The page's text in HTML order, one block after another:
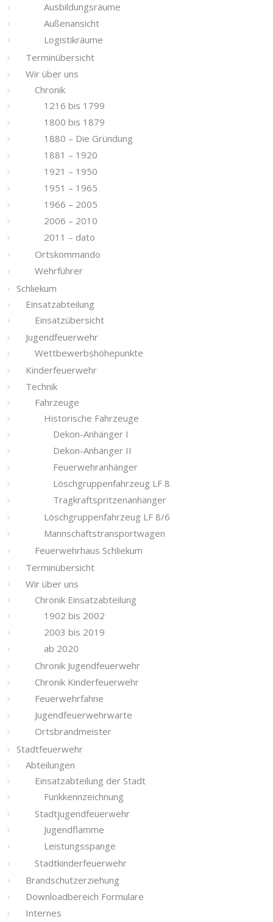
Ausbildungsräume
Außenansicht
Logistikräume
Terminübersicht
Wir über uns
Chronik
1216 bis 1799
1800 bis 1879
1880 – Die Gründung
1881 – 1920
1921 – 1950
1951 – 1965
1966 – 2005
2006 – 2010
2011 – dato
Ortskommando
Wehrführer
Schliekum
Einsatzabteilung
Einsatzübersicht
Jugendfeuerwehr
Wettbewerbshöhepunkte
Kinderfeuerwehr
Technik
Fahrzeuge
Historische Fahrzeuge
Dekon-Anhänger I
Dekon-Anhänger II
Feuerwehranhänger
Löschgruppenfahrzeug LF 8
Tragkraftspritzenanhänger
Löschgruppenfahrzeug LF 8/6
Mannschaftstransportwagen
Feuerwehrhaus Schliekum
Terminübersicht
Wir über uns
Chronik Einsatzabteilung
1902 bis 2002
2003 bis 2019
ab 2020
Chronik Jugendfeuerwehr
Chronik Kinderfeuerwehr
Feuerwehrfahne
Jugendfeuerwehrwarte
Ortsbrandmeister
Stadtfeuerwehr
Abteilungen
Einsatzabteilung der Stadt
Funkkennzeichnung
Stadtjugendfeuerwehr
Jugendflamme
Leistungsspange
Stadtkinderfeuerwehr
Brandschutzerziehung
Downloadbereich Formulare
Internes